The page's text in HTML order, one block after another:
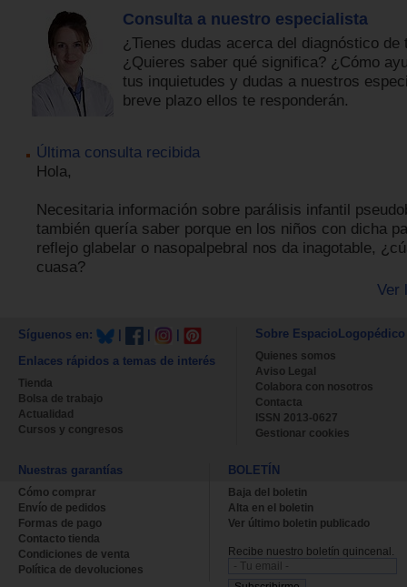
Consulta a nuestro especialista
¿Tienes dudas acerca del diagnóstico de
¿Quieres saber qué significa? ¿Cómo
tus inquietudes y dudas a nuestros
breve plazo ellos te responderán.
Última consulta recibida
Hola,
Necesitaria información sobre parálisis infantil
también quería saber porque en los niños con dicha
reflejo glabelar o nasopalpebral nos da inagotable,
cuasa?
Ver
Síguenos en:
Enlaces rápidos a temas de interés
Tienda
Bolsa de trabajo
Actualidad
Cursos y congresos
Sobre EspacioLogopédico
Quienes somos
Aviso Legal
Colabora con nosotros
Contacta
ISSN 2013-0627
Gestionar cookies
Nuestras garantías
Cómo comprar
Envío de pedidos
Formas de pago
Contacto tienda
Condiciones de venta
Política de devoluciones
BOLETÍN
Baja del boletin
Alta en el boletin
Ver último boletin publicado
Recibe nuestro boletín quincenal.